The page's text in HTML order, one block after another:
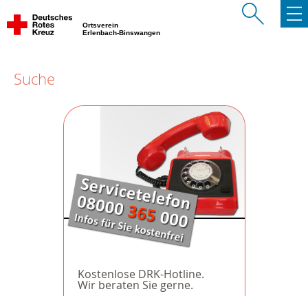
Ortsverein
Erlenbach-Binswangen
Suche
Kostenlose DRK-Hotline.
Wir beraten Sie gerne.